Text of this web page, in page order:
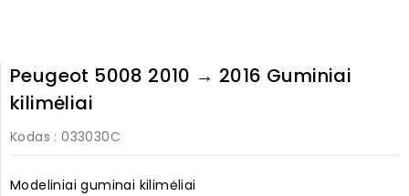
Peugeot 5008 2010 → 2016 Guminiai
kilimėliai
Kodas : 033030C
Modeliniai guminai kilimėliai